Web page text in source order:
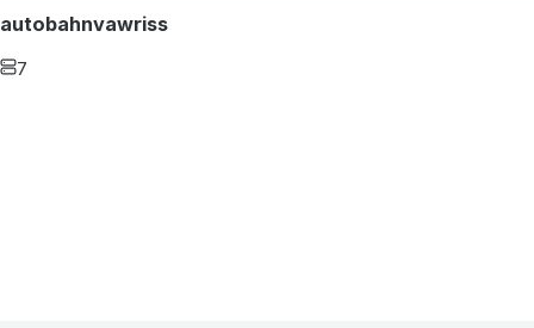
autobahnvawriss
7